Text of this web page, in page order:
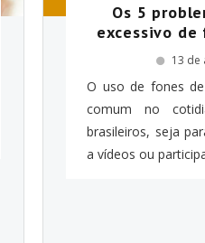
Os 5
excessivo
13 de
O uso de fones
comum no
brasileiros, seja
a vídeos ou